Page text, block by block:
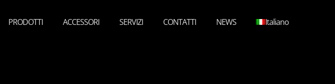
PRODOTTI ACCESSORI SERVIZI CONTATTI NEWS Italiano